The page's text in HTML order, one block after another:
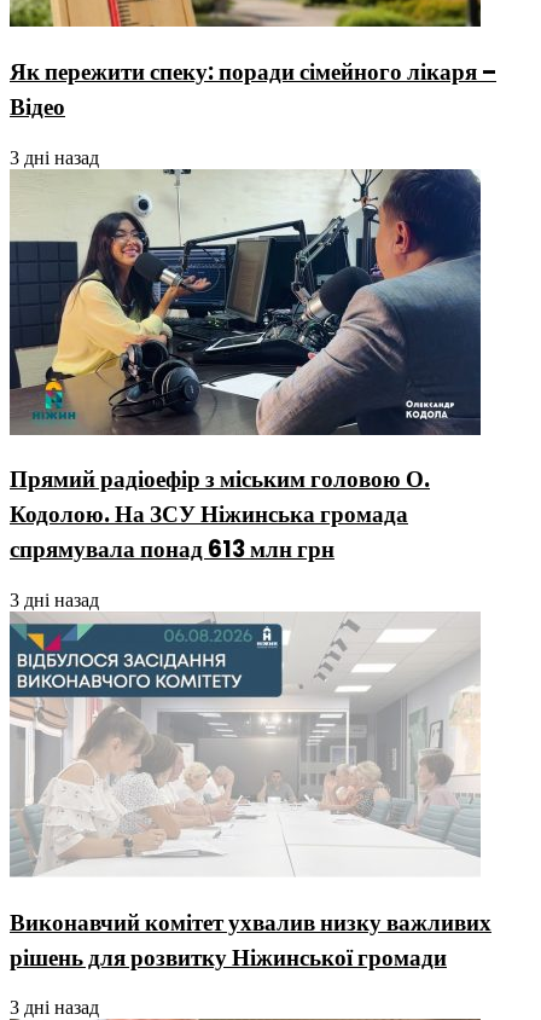
Як пережити спеку: поради сімейного лікаря –
Відео
3 дні назад
Прямий радіоефір з міським головою О.
Кодолою. На ЗСУ Ніжинська громада
спрямувала понад 613 млн грн
3 дні назад
Виконавчий комітет ухвалив низку важливих
рішень для розвитку Ніжинської громади
3 дні назад